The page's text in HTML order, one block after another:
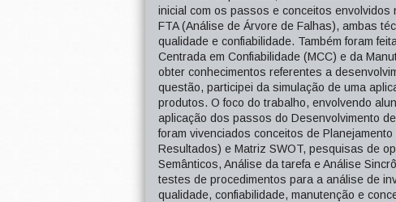
inicial com os passos e conceitos envolvidos
FTA (Análise de Árvore de Falhas), ambas
qualidade e confiabilidade. Também foram
Centrada em Confiabilidade (MCC) e da
obter conhecimentos referentes a
questão, participei da simulação de uma
produtos. O foco do trabalho, envolvendo
aplicação dos passos do Desenvolvimento
foram vivenciados conceitos de
Resultados) e Matriz SWOT, pesquisas de
Semânticos, Análise da tarefa e Análise
testes de procedimentos para a análise de
qualidade, confiabilidade, manutenção e